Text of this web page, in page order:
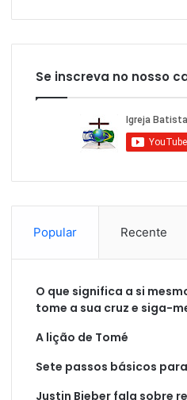
Se inscreva no nosso
Popular Recente
O que significa a si
tome a sua cruz e siga-
A lição de Tomé
Sete passos básicos
Justin Bieber fala sobre